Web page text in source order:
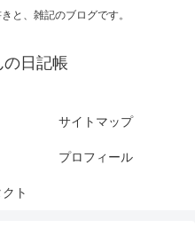
と、雑記のブログです。
日記帳
サイトマップ
プロフィール
ト